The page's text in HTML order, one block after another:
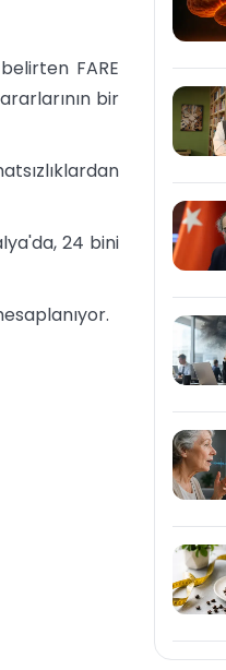
FARE
bir
24 bini